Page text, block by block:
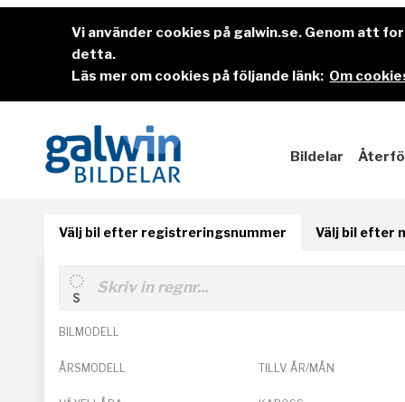
Vi använder cookies på galwin.se. Genom att
detta.
Läs mer om cookies på följande länk: Om
Bildelar
Välj bil efter registreringsnummer Välj bil efter
BILMODELL
ÅRSMODELL TILLV. ÅR/MÅN